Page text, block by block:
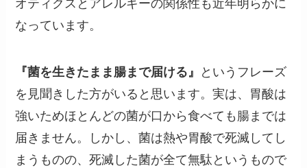
オティクスとアレルギーの関係性も近年明らかに
なっています。
『菌を生きたまま腸まで届ける』
というフレーズ
を見聞きした方がいると思います。実は、胃酸は
強いためほとんどの菌が口から食べても腸までは
届きません。しかし、菌は熱や胃酸で死滅してし
まうものの、死滅した菌が全て無駄というもので